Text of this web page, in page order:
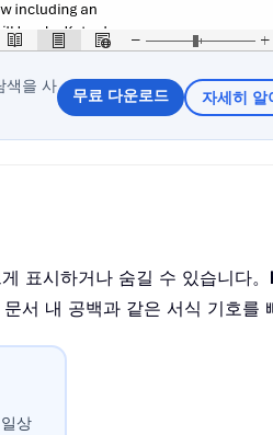
색을 사
무료 다운로드 자세히 알
표시하거나 숨길 수 있습니다。
서 내 공백과 같은 서식 기호를
상